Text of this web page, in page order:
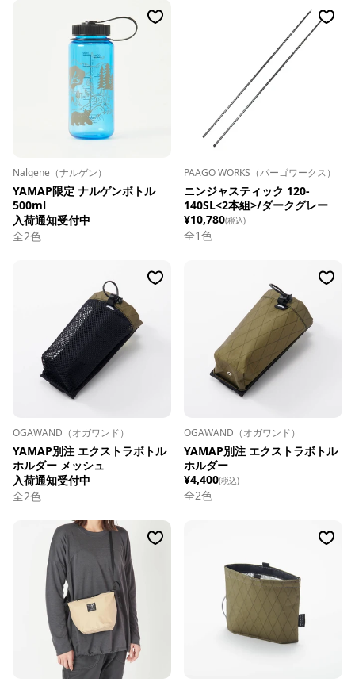
Nalgene（ナルゲン）
YAMAP限定 ナルゲンボトル
500ml
入荷通知受付中
全2色
PAAGO WORKS（パーゴワークス）
ニンジャスティック 120-
140SL<2本組>/ダークグレー
¥10,780(税込)
全1色
OGAWAND（オガワンド）
YAMAP別注 エクストラボトル
ホルダー メッシュ
入荷通知受付中
全2色
OGAWAND（オガワンド）
YAMAP別注 エクストラボトル
ホルダー
¥4,400(税込)
全2色